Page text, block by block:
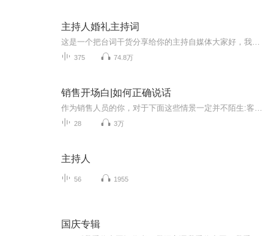
主持人婚礼主持词
375 74.8万
销售开场白|如何正确说话
28 3万
主持人
56 1955
国庆专辑